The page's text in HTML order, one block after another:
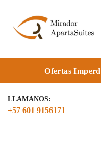
LLAMANOS:
+57 601 9156171
Ofertas